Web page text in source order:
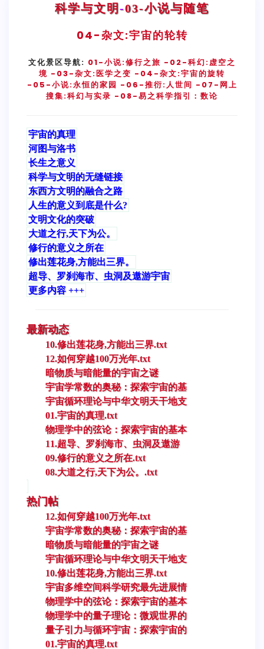
科学与文明 -03-小说与随笔
04-杂文:宇宙的轮转
文化景区导航: 01-小说:修行之旅 -02-科幻:虚空之
境 -03-杂文:医学之变 -04-杂文:宇宙的旋转
-05-小说:永恒的家园 -06-推衍:人世间 -07-网上
搜集:科幻与实录 -08-易之科学指引：数论
宇宙的真理
河图与洛书
长生之意义
科学与文明的无缝链接
东西方文明的融合之路
人生的意义到底是什么?
文明文化的突破
大道之行,天下为公。
修行的意义之所在
修出莲花身,方能出三界。
超导、罗刹海市、虫洞及遨游宇宙
更多内容 +++
最新动态
10.修出莲花身,方能出三界.txt
12.如何穿越100万光年.txt
暗物质与暗能量的宇宙之谜
宇宙学常数的奥秘：探索宇宙的基
宇宙循环理论与中华文明天干地支
01.宇宙的真理.txt
物理学中的弦论：探索宇宙的基本
11.超导、罗刹海市、虫洞及遨游
09.修行的意义之所在.txt
08.大道之行,天下为公。.txt
热门帖
12.如何穿越100万光年.txt
宇宙学常数的奥秘：探索宇宙的基
暗物质与暗能量的宇宙之谜
宇宙循环理论与中华文明天干地支
10.修出莲花身,方能出三界.txt
宇宙多维空间科学研究最先进展情
物理学中的弦论：探索宇宙的基本
物理学中的量子理论：微观世界的
量子引力与循环宇宙：探索宇宙的
01.宇宙的真理.txt